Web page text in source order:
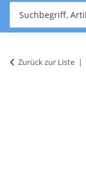
Zurück zur Liste